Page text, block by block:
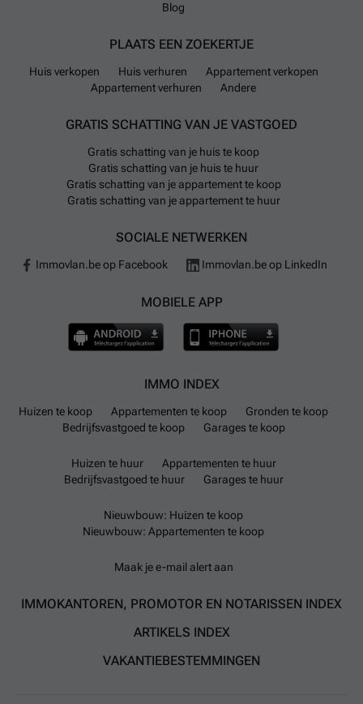
Blog
PLAATS EEN ZOEKERTJE
Huis verkopen Huis verhuren
Appartement verkopen
Appartement verhuren
Andere
GRATIS SCHATTING VAN JE VASTGOED
Gratis schatting van je huis te koop
Gratis schatting van je huis te huur
Gratis schatting van je appartement te koop
Gratis schatting van je appartement te huur
SOCIALE NETWERKEN
Immovlan.be op Facebook Immovlan.be op LinkedIn
MOBIELE APP
IMMO INDEX
Huizen te koop Appartementen te koop
Gronden te koop
Bedrijfsvastgoed te koop
Garages te koop
Huizen te huur
Appartementen te huur
Bedrijfsvastgoed te huur
Garages te huur
Nieuwbouw: Huizen te koop
Nieuwbouw: Appartementen te koop
Maak je e-mail alert aan
IMMOKANTOREN, PROMOTOR EN NOTARISSEN INDEX
ARTIKELS INDEX
VAKANTIEBESTEMMINGEN